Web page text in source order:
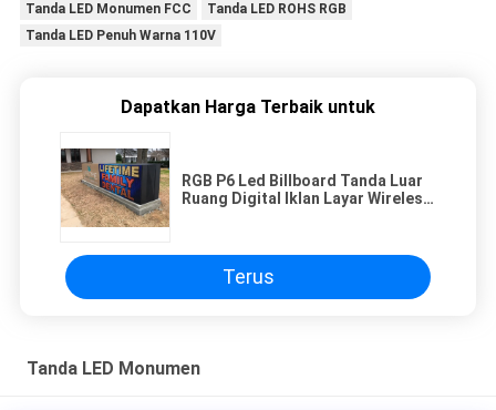
Tanda LED Monumen FCC
Tanda LED ROHS RGB
Tanda LED Penuh Warna 110V
Dapatkan Harga Terbaik untuk
RGB P6 Led Billboard Tanda Luar
Ruang Digital Iklan Layar Wireless
Terus
Tanda LED Monumen